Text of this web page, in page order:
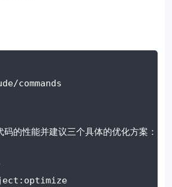
commands
码的性能并建议三个具体的优化方案